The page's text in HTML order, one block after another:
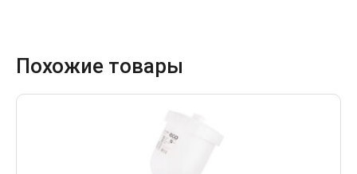
Похожие товары